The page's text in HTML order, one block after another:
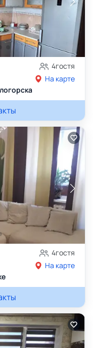
4гостя
На карте
4гостя
На карте